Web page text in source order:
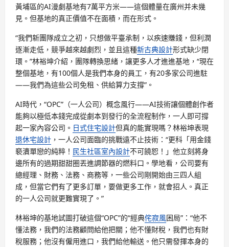
黃埔區的AI漫劇基地有7萬平方米——這個體量在廣州并未幾
見。但基地的真正價值不在面積，而在形式。
“我們新團隊成立之初，只想做平臺承制，以疾速賺錢，但利潤
逐漸走低，競爭越來越劇烈，並且這種新古典設計形式缺少閉
環。”林裕坤介紹，團隊轉換思緒，讓更多人才進進基地，“現在
整個基地，有100個人是我們本身的員工，有20多家公司進駐
——我們為這些公司免租、供給算力支撐”。
AI時代，“OPC”（一人公司）概念風行——AI技術讓個體創作者
能夠以極低本錢完成從劇本到發行的全流程制作，一人即可撐
起一家內容公司。 日式住宅設計但真的能實現嗎？林裕坤表現
退休宅設計 ，一人公司面臨的挑戰遠不止技術：“更科「用金錢
褻瀆單戀的純粹！ 民生社區室內設計不可饒恕！」他立刻將身
邊所有的過期甜甜圈丟進調節器的燃料口。學地看，公司要有
總經理、財務、法務、商務等，一些公司剛開始由三四人組
成，但當它們有了更多訂單，要做更多工作，就會招人。真正
的一人公司就更難實現了。”
林裕坤的基地試圖打破這個“OPC”的“經典侘寂風困局”：“他不
懂法務，我們的法務顧問給他把關；他不懂財稅，我們也有財
稅服務；他沒有僱用進口，我們給他輸送。他只需發揮本身的